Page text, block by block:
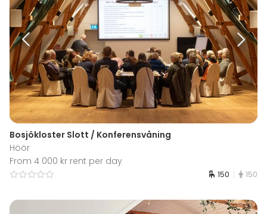
Bosjökloster Slott / Konferensvåning
Höör
From 4 000 kr rent per day
150 150